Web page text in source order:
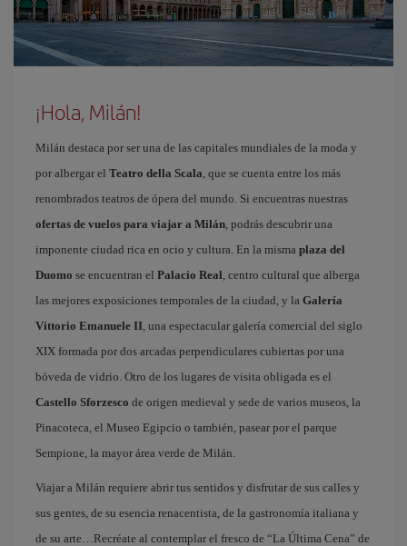
¡Hola, Milán!
Milán destaca por ser una de las capitales mundiales de la moda y
por albergar el Teatro della Scala, que se cuenta entre los más
renombrados teatros de ópera del mundo. Si encuentras nuestras
ofertas de vuelos para viajar a Milán, podrás descubrir una
imponente ciudad rica en ocio y cultura. En la misma plaza del
Duomo se encuentran el Palacio Real, centro cultural que alberga
las mejores exposiciones temporales de la ciudad, y la Galería
Vittorio Emanuele II, una espectacular galería comercial del siglo
XIX formada por dos arcadas perpendiculares cubiertas por una
bóveda de vidrio. Otro de los lugares de visita obligada es el
Castello Sforzesco de origen medieval y sede de varios museos, la
Pinacoteca, el Museo Egipcio o también, pasear por el parque
Sempione, la mayor área verde de Milán.
Viajar a Milán requiere abrir tus sentidos y disfrutar de sus calles y
sus gentes, de su esencia renacentista, de la gastronomía italiana y
de su arte…Recréate al contemplar el fresco de “La Última Cena” de